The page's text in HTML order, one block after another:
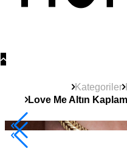
Kategoriler
Love Me Altın
Çok Satan